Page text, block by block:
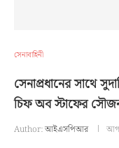
সেনাবাহিনী
সেনাপ্রধানের সাথে
চিফ অব স্টাফের
Author:আইএসপিআর